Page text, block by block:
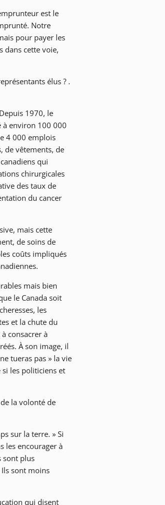
est le
Notre
pour payer les
dans cette voie,
élus ? .
1970, le
à environ 100 000
4 000 emplois
de vêtements, de
qui
chirurgicales
des taux de
du cancer
mais cette
de soins de
coûts impliqués
mais bien
le Canada soit
les
et la chute du
consacrer à
À son image, il
tueras pas » la vie
si les politiciens et
la volonté de
sur la terre. » Si
les encourager à
sont plus
Ils sont moins
qui disent